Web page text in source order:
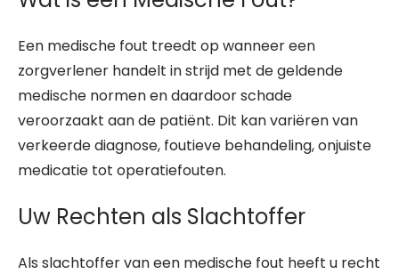
Een medische fout treedt op wanneer een
zorgverlener handelt in strijd met de geldende
medische normen en daardoor schade
veroorzaakt aan de patiënt. Dit kan variëren van
verkeerde diagnose, foutieve behandeling, onjuiste
medicatie tot operatiefouten.
Uw Rechten als Slachtoffer
Als slachtoffer van een medische fout heeft u recht